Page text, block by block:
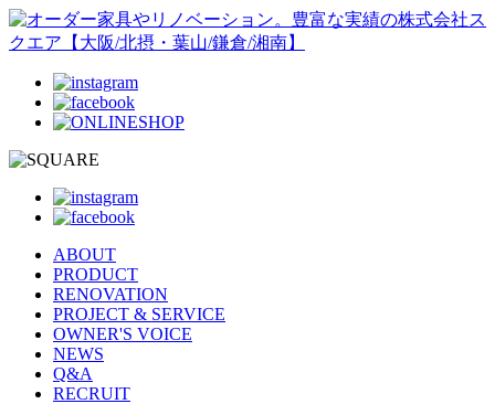
ABOUT
PRODUCT
RENOVATION
PROJECT & SERVICE
OWNER'S VOICE
NEWS
Q&A
RECRUIT